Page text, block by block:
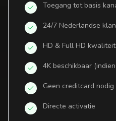
Toegang tot basis
24/7 Nederlandse
HD & Full HD kwaliteit
4K beschikbaar
Geen creditcard nodig
Directe activatie